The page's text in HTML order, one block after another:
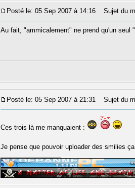
Posté le: 05 Sep 2007 à 14:16 Sujet du
Au fait, "ammicalement" ne prend qu'un seul
Posté le: 05 Sep 2007 à 21:31 Sujet du
Ces trois là me manquaient :
Je pense que pouvoir uploader des smilies